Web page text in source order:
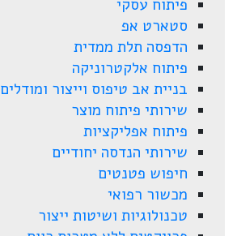
פיתוח עסקי
סטארט אפ
הדפסה תלת ממדית
פיתוח אלקטרוניקה
בניית אב טיפוס וייצור ומודלים
שירותי פיתוח מוצר
פיתוח אפליקציות
שירותי הנדסה יחודיים
חיפוש פטנטים
מכשור רפואי
טכנולוגיות ושיטות ייצור